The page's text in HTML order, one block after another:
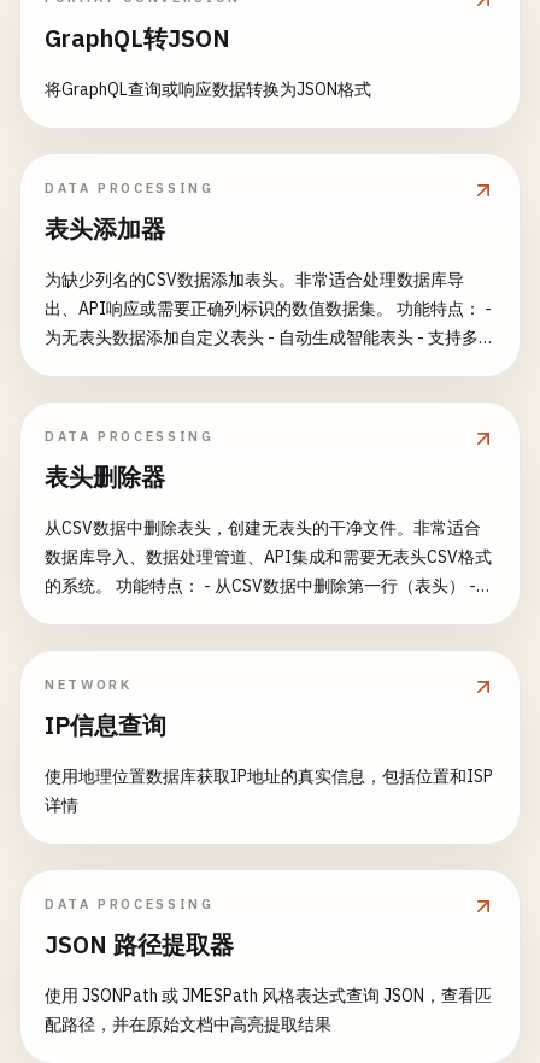
GraphQL转JSON
将GraphQL查询或响应数据转换为JSON格式
DATA PROCESSING
表头添加器
为缺少列名的CSV数据添加表头。非常适合处理数据库导
出、API响应或需要正确列标识的数值数据集。 功能特点： -
为无表头数据添加自定义表头 - 自动生成智能表头 - 支持多种
DATA PROCESSING
表头删除器
从CSV数据中删除表头，创建无表头的干净文件。非常适合
数据库导入、数据处理管道、API集成和需要无表头CSV格式
的系统。 功能特点： - 从CSV数据中删除第一行（表头） -
使用表头的系统准备数据 - 从结构化文件中提取纯数据值
NETWORK
IP信息查询
使用地理位置数据库获取IP地址的真实信息，包括位置和ISP
详情
DATA PROCESSING
JSON 路径提取器
使用 JSONPath 或 JMESPath 风格表达式查询 JSON，查看匹
配路径，并在原始文档中高亮提取结果